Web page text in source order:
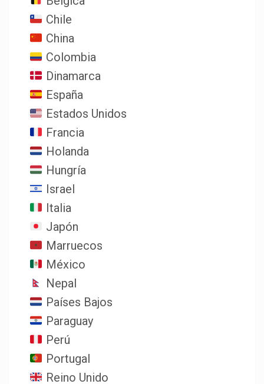
Chile
China
Colombia
Dinamarca
España
Estados Unidos
Francia
Holanda
Hungría
Israel
Italia
Japón
Marruecos
México
Nepal
Países Bajos
Paraguay
Perú
Portugal
Reino Unido